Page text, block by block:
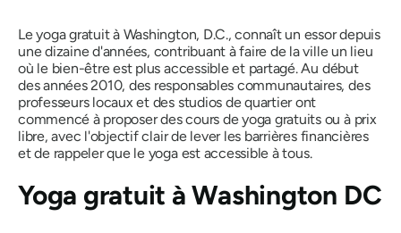
Le yoga gratuit à Washington, D.C., connaît un essor depuis
une dizaine d'années, contribuant à faire de la ville un lieu
où le bien-être est plus accessible et partagé. Au début
des années 2010, des responsables communautaires, des
professeurs locaux et des studios de quartier ont
commencé à proposer des cours de yoga gratuits ou à prix
libre, avec l'objectif clair de lever les barrières financières
et de rappeler que le yoga est accessible àtous.
Yoga gratuit à Washington DC